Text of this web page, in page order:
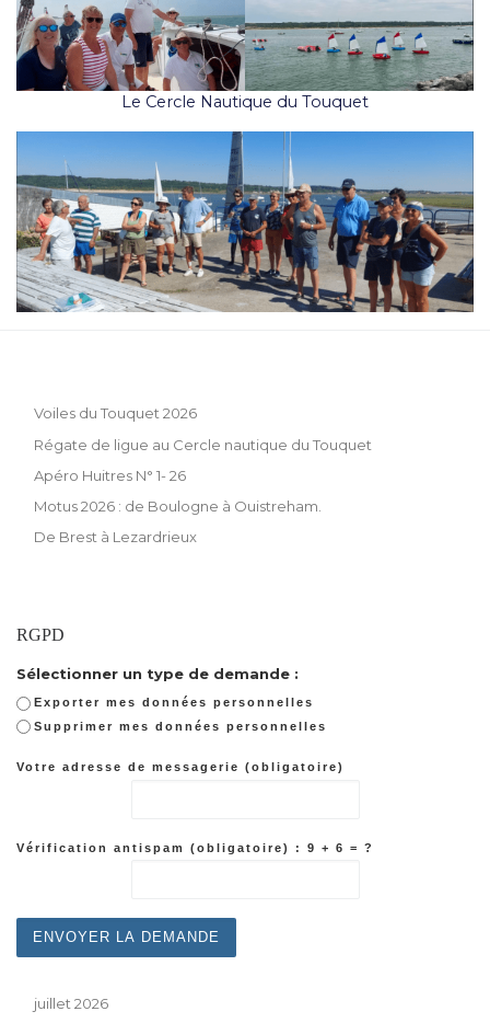
Le Cercle Nautique du Touquet
Voiles du Touquet 2026
Régate de ligue au Cercle nautique du Touquet
Apéro Huitres N° 1- 26
Motus 2026 : de Boulogne à Ouistreham.
De Brest à Lezardrieux
RGPD
Sélectionner un type de demande :
Exporter mes données personnelles
Supprimer mes données personnelles
Votre adresse de messagerie (obligatoire)
Vérification antispam (obligatoire) : 9 + 6 = ?
juillet 2026